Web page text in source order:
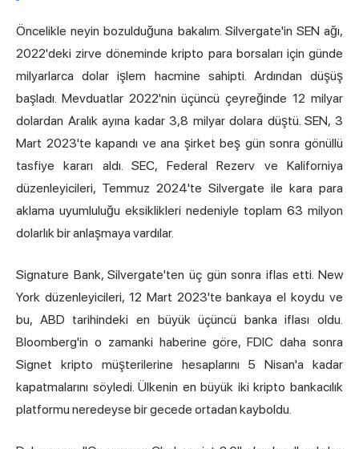
Öncelikle neyin bozulduğuna bakalım. Silvergate'in SEN ağı,
2022'deki zirve döneminde kripto para borsaları için günde
milyarlarca dolar işlem hacmine sahipti. Ardından düşüş
başladı. Mevduatlar 2022'nin üçüncü çeyreğinde 12 milyar
dolardan Aralık ayına kadar 3,8 milyar dolara düştü. SEN, 3
Mart 2023'te kapandı ve ana şirket beş gün sonra gönüllü
tasfiye kararı aldı. SEC, Federal Rezerv ve Kaliforniya
düzenleyicileri, Temmuz 2024'te Silvergate ile kara para
aklama uyumluluğu eksiklikleri nedeniyle toplam 63 milyon
dolarlık bir anlaşmaya vardılar.
Signature Bank, Silvergate'ten üç gün sonra iflas etti. New
York düzenleyicileri, 12 Mart 2023'te bankaya el koydu ve
bu, ABD tarihindeki en büyük üçüncü banka iflası oldu.
Bloomberg'in o zamanki haberine göre, FDIC daha sonra
Signet kripto müşterilerine hesaplarını 5 Nisan'a kadar
kapatmalarını söyledi. Ülkenin en büyük iki kripto bankacılık
platformu neredeyse bir gecede ortadan kayboldu.